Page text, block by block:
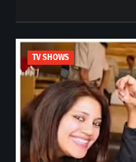
TV SHOWS